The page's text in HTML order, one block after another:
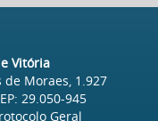
Vitória
Moraes, 1.927
29.050-945
Geral